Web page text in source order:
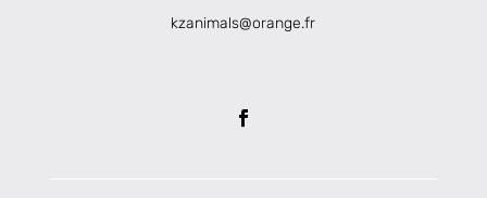
kzanimals@orange.fr